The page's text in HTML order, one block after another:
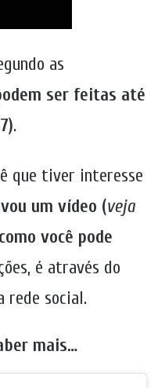
as
ser feitas até
.
que tiver interesse
um vídeo (veja
você pode
é através do
rede social.
mais…